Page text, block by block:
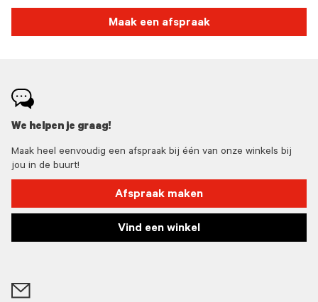
Maak een afspraak
We helpen je graag!
Maak heel eenvoudig een afspraak bij één van onze winkels bij
jou in de buurt!
Afspraak maken
Vind een winkel